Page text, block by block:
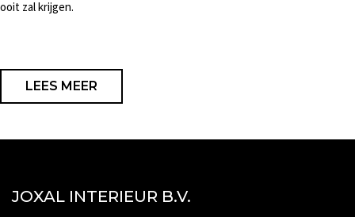
ooit zal krijgen.
LEES MEER
JOXAL INTERIEUR B.V.